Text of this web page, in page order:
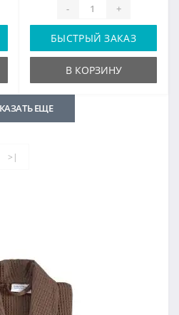
- +
БЫСТРЫЙ ЗАКАЗ
В КОРЗИНУ
ЕЩЕ
>|